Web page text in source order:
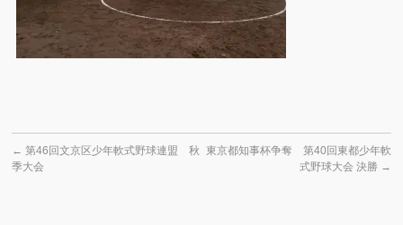
← 第46回文京区少年軟式野球連盟 秋
季大会
東京都知事杯争奪 第40回東都少年軟
式野球大会 決勝 →